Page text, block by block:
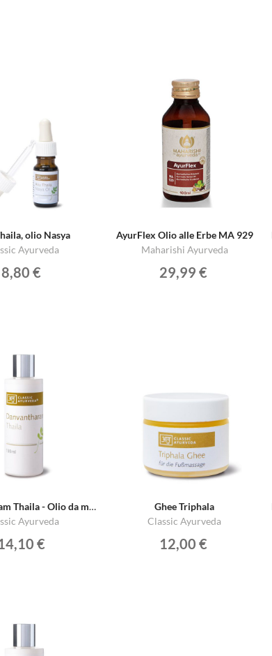
olio Nasya
Ayurveda
8,80 €
AyurFlex Olio alle Erbe MA 929
Maharishi Ayurveda
29,99 €
Danvantharam Thaila - Olio da massaggio per il corpo
Ayurveda
€
Ghee Triphala
Classic Ayurveda
12,00 €